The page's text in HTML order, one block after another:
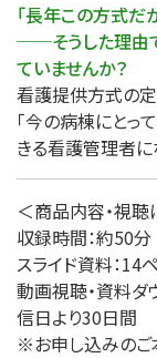
「長年この方式だ
──そうした理由
ていませんか？
看護提供方式の定
「今の病棟にとっ
きる看護管理者に
＜商品内容・視聴
収録時間：約50分
スライド資料：14
動画視聴・資料ダ
信日より30日間
※お申し込みのご